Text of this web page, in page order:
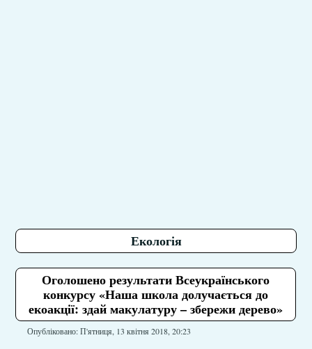
Екологія
Оголошено результати Всеукраїнського
конкурсу «Наша школа долучається до
екоакції: здай макулатуру – збережи дерево»
Опубліковано: П'ятниця, 13 квітня 2018, 20:23